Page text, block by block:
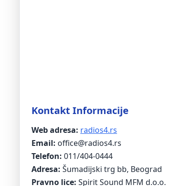
Kontakt Informacije
Web adresa: radios4.rs
Email: office@radios4.rs
Telefon: 011/404-0444
Adresa: Šumadijski trg bb, Beograd
Pravno lice: Spirit Sound MFM d.o.o.